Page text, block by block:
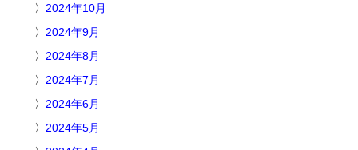
2024年10月
2024年9月
2024年8月
2024年7月
2024年6月
2024年5月